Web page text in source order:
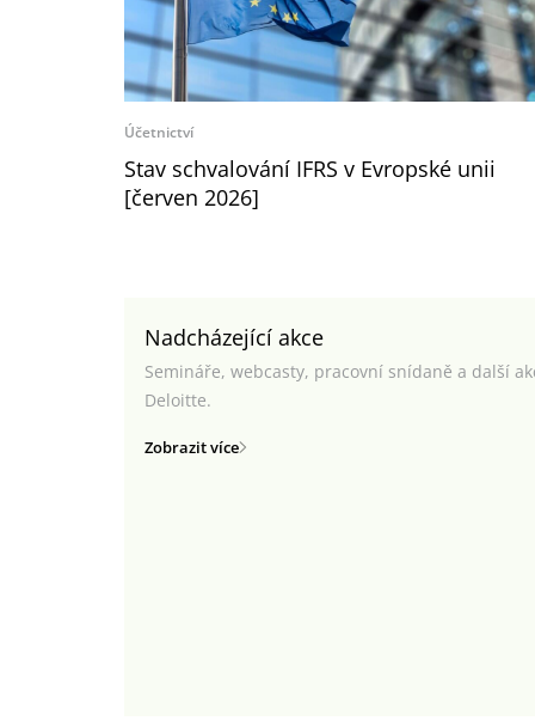
Účetnictví
Stav schvalování IFRS v Evropské unii
[červen 2026]
Nadcházející akce
Semináře, webcasty, pracovní snídaně a další
Deloitte.
Zobrazit více